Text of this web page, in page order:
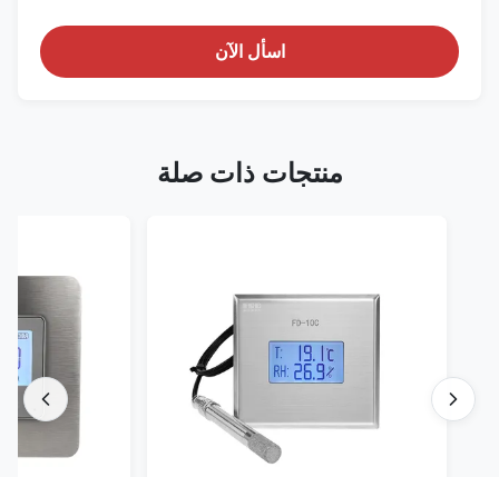
اسأل الآن
منتجات ذات صلة